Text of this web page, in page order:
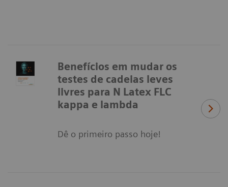
Benefícios em mudar os
testes de cadeias leves
livres para N Latex FLC
kappa e lambda
Dê o primeiro passo hoje!